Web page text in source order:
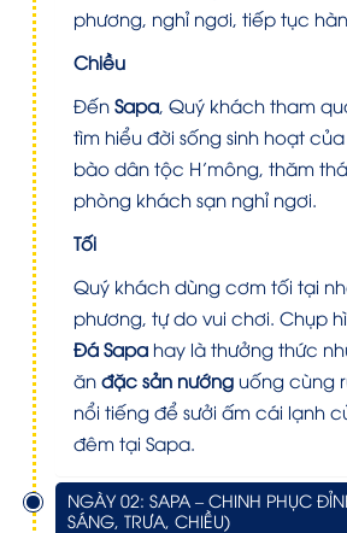
phương, nghỉ ngơi, tiếp tục
Chiều
Đến Sapa, Quý khách tham
tìm hiểu đời sống sinh hoạt
bào dân tộc H’mông, thăm
phòng khách sạn nghỉ ngơi.
Tối
Quý khách dùng cơm tối tại
phương, tự do vui chơi. Chụp
Đá Sapa hay là thưởng thức
ăn đặc sản nướng uống cùng
nổi tiếng để sưởi ấm cái lạnh
đêm tại Sapa.
NGÀY 02: SAPA – CHINH PHỤC
SÁNG, TRƯA, CHIỀU)